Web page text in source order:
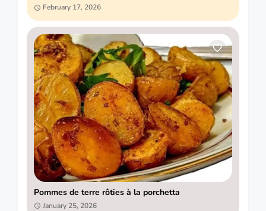
February 17, 2026
Pommes de terre rôties à la porchetta
January 25, 2026